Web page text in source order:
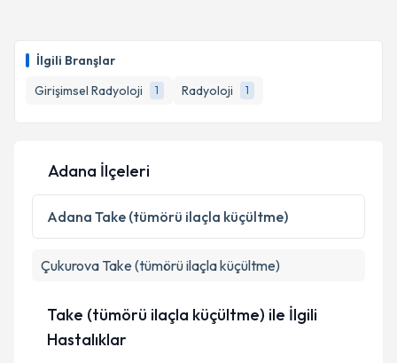
İlgili Branşlar
Girişimsel Radyoloji
1 Radyoloji 1
takvim hazırlandığında e-posta ile bilgilendireceğiz.
E-posta Adresiniz
Kişisel verilerimin işlenmesine ilişkinAydınlatma
Metni
'ni okudum ve kişisel verilerimin belirtilen
kapsamda işlenmesini kabul ediyorum.
Adana İlçeleri
Adana Take (tümörü ilaçla küçültme)
Çukurova Take (tümörü ilaçla küçültme)
Take (tümörü ilaçla küçültme) ile İlgili
Hastalıklar